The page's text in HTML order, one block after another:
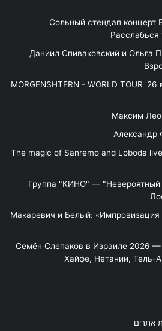
"Сольный стендап
Расслабься
"Даниил Спиваковский и Ольга
MORGENSHTERN - WORLD TOUR
Максим
Александр
"The magic of Sanremo and Loboda
Группа "КИНО" —
Макаревич и Белый:
Семён Слепаков в Израиле 2026 —
Хайфе, Нетании, Тель-